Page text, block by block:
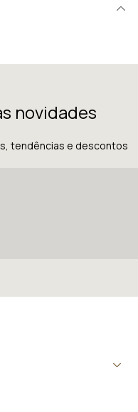
novidades
tendências e descontos